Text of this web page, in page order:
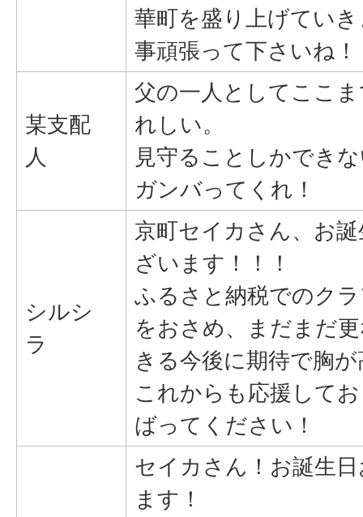
華町を盛り上げてい
事頑張って下さいね！
某支配
人
父の一人としてここ
れしい。
見守ることしかでき
ガンバってくれ！
シルシ
ラ
京町セイカさん、お
ざいます！！！
ふるさと納税でのク
をおさめ、まだまだ
きる今後に期待で胸
これからも応援して
ばってください！
セイカさん！お誕生
ます！